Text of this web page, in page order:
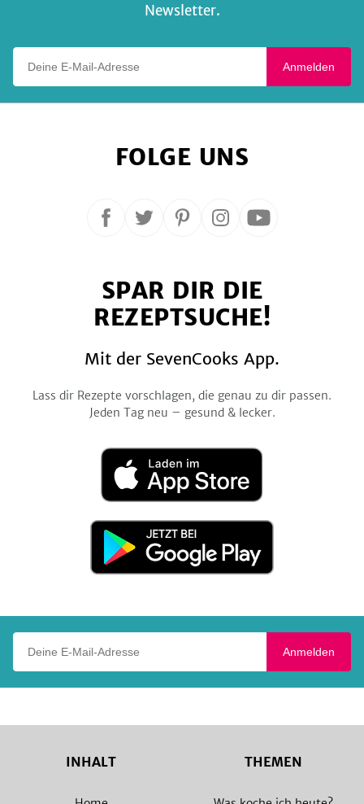
Newsletter.
Anmelden
FOLGE UNS
Folge
Facebook
Folge
Twitter
Folge
Pinterest
Folge
Instagram
Folge
YouTube
SPAR DIR DIE
REZEPTSUCHE!
Mit der SevenCooks App.
Lass dir Rezepte vorschlagen, die genau zu dir passen.
Jeden Tag neu – gesund & lecker.
Laden
im
App
Jetzt
Google
Anmelden
INHALT THEMEN